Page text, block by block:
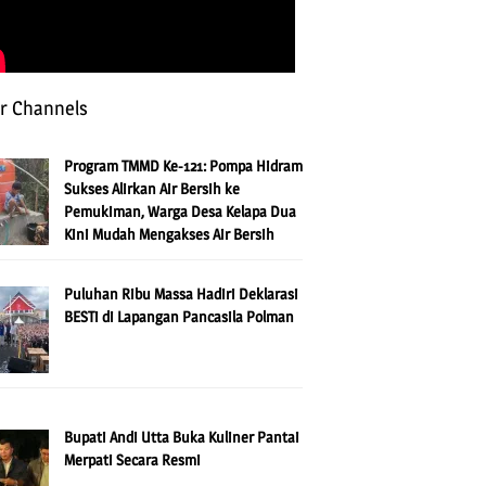
Channels
Program TMMD Ke-121: Pompa Hidram
Sukses Alirkan Air Bersih ke
Pemukiman, Warga Desa Kelapa Dua
Kini Mudah Mengakses Air Bersih
Puluhan Ribu Massa Hadiri Deklarasi
BESTi di Lapangan Pancasila Polman
Bupati Andi Utta Buka Kuliner Pantai
Merpati Secara Resmi